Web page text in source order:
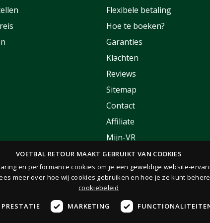
Flexibele betaling
Hoe te boeken?
Garanties
Klachten
Reviews
Sitemap
Contact
Affiliate
Mijn-VR
Korting
FAQ
VOETBAL RETOUR MAAKT GEBRUIKT VAN COOKIES
en performance cookies om je een geweldige website-
meer over hoe wij cookies gebruiken en hoe je ze kunt
cookiebeleid
PRESTATIE MARKETING